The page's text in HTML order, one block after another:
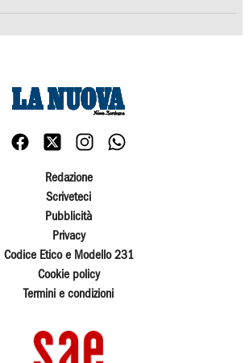
Redazione
Scriveteci
Pubblicità
Privacy
Codice Etico e Modello 231
Cookie policy
Termini e condizioni